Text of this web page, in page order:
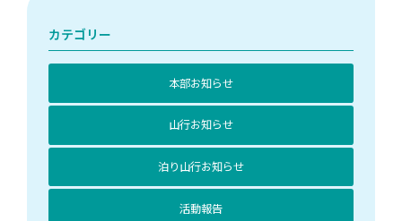
カテゴリー
本部お知らせ
山行お知らせ
泊り山行お知らせ
活動報告